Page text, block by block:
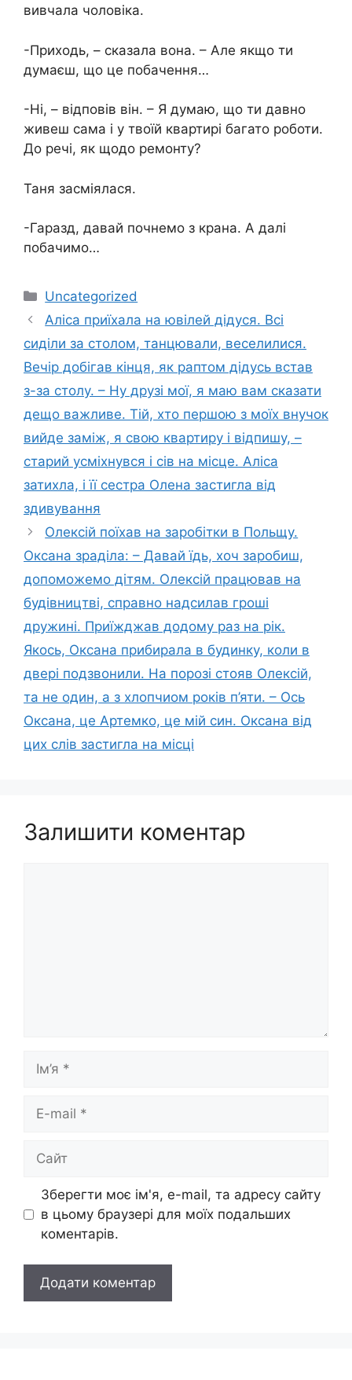
вивчала чоловіка.
-Приходь, – сказала вона. – Але якщо ти
думаєш, що це побачення…
-Ні, – відповів він. – Я думаю, що ти давно
живеш сама і у твоїй квартирі багато роботи.
До речі, як щодо ремонту?
Таня засміялася.
-Гаразд, давай почнемо з крана. А далі
побачимо…
Категорії
Uncategorized
Аліса приїхала на ювілей дідуся. Всі
сиділи за столом, танцювали, веселилися.
Вечір добігав кінця, як раптом дідусь встав
з-за столу. – Ну друзі мої, я маю вам сказати
дещо важливе. Тій, хто першою з моїх внучок
вийде заміж, я свою квартиру і відпишу, –
старий усміхнувся і сів на місце. Аліса
затихла, і її сестра Олена застигла від
здивування
Олексій поїхав на заробітки в Польщу.
Оксана зраділа: – Давай їдь, хоч заробиш,
допоможемо дітям. Олексій працював на
будівництві, справно надсилав гроші
дружині. Приїжджав додому раз на рік.
Якось, Оксана прибирала в будинку, коли в
двері подзвонили. На порозі стояв Олексій,
та не один, а з хлопчиом років п’яти. – Ось
Оксана, це Артемко, це мій син. Оксана від
цих слів застигла на місці
Залишити коментар
Ім’я
Сайт
Зберегти моє ім'я, e-mail, та адресу сайту
в цьому браузері для моїх подальших
коментарів.